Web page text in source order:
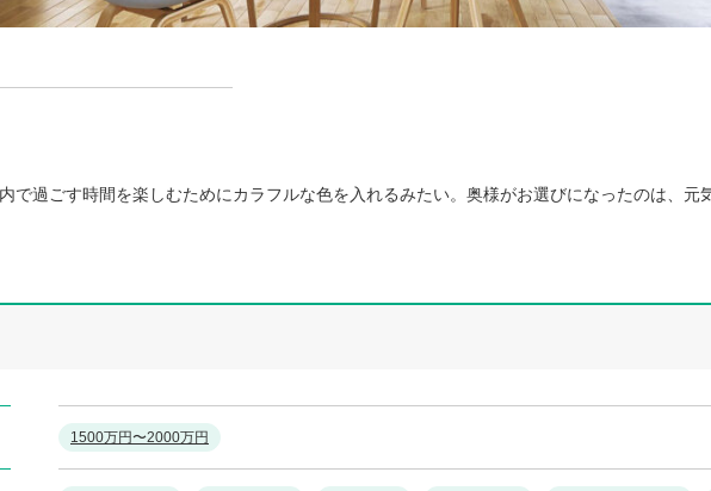
で過ごす時間を楽しむためにカラフルな色を入れるみたい。奥様がお選びになったのは、元
1500万円〜2000万円